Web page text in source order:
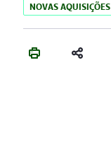
NOVAS AQUISIÇÕES